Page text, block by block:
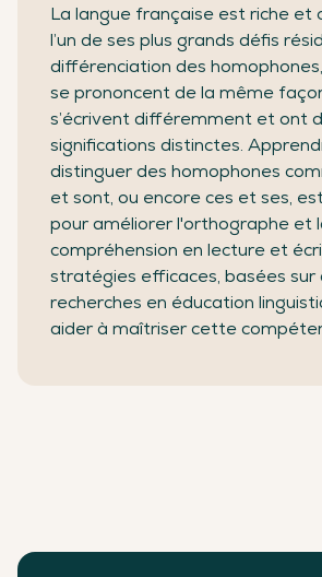
La langue française est riche et
l’un de ses plus grands défis
différenciation des
se prononcent de la même
s’écrivent différemment et ont
significations distinctes.
distinguer des homophones
et sont, ou encore ces et ses,
pour améliorer l'orthographe et
compréhension en lecture et
stratégies efficaces, basées sur
recherches en éducation
aider à maîtriser cette